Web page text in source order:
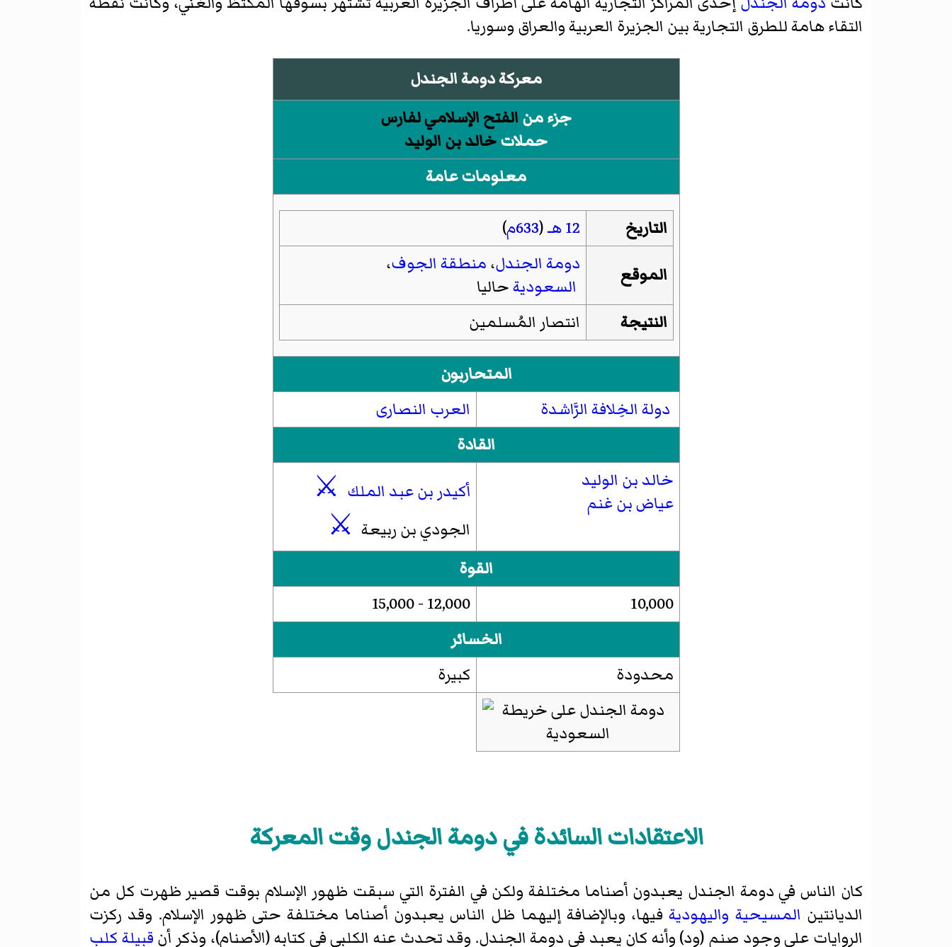
التقاء هامة للطرق التجارية بين الجزيرة العربية والعراق وسوريا.
معركة دومة الجندل
جزء من الفتح الإسلامي لفارس
حملاتخالد بن الوليد
معلومات عامة
التاريخ 12 هـ (633م )
الموقع
دومة الجندل، منطقة الجوف،
السعوديةحاليا
النتيجة
انتصار المُسلمين
المتحاربون
دولة الخِلافة الرَّاشدة
العرب النصارى
القادة
خالد بن الوليد
عياض بن غنم
أكيدر بن عبد الملك ⚔
الجودي بن ربيعة ⚔
القوة
10,000
12,000 - 15,000
الخسائر
محدودة
كبيرة
الاعتقادات السائدة في دومة الجندل وقت المعركة
كان الناس في دومة الجندل يعبدون أصناما مختلفة ولكن في الفترة التي سبقت ظهور الإسلام بوقت قصير ظهرت كل من
الديانتين المسيحية واليهوديةفيها، وبالإضافة إليهما ظل الناس يعبدون أصناما مختلفة حتى ظهور الإسلام. وقد ركزت
الروايات على وجود صنم (ود) وأنه كان يعبد في دومة الجندل. وقد تحدث عنه الكلبي في كتابه (الأصنام)، وذكر أن قبيلة كلب